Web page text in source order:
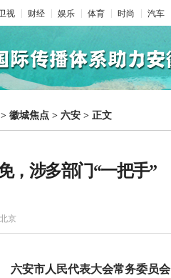
视 财经 娱乐 体育 时尚 汽车
> 徽城焦点 > 六安 > 正文
，涉多部门“一把手”
京
六安市人民代表大会常务委员会